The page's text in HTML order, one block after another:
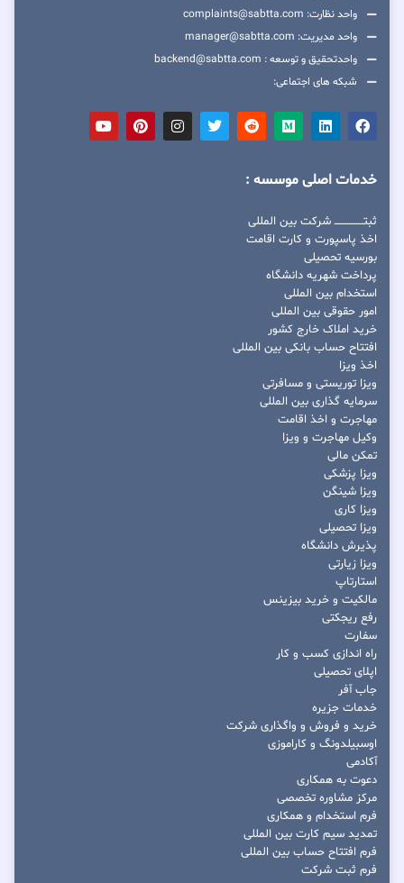
واحد نظارت: complaints@sabtta.com
واحد مدیریت: manager@sabtta.com
واحدتحقیق و توسعه : backend@sabtta.com
شبکه های اجتماعی:
خدمات اصلی موسسه :
ثبتــــــــــــــــ شرکت بین المللی
اخذ پاسپورت و کارت اقامت
بورسیه تحصیلی
پرداخت شهریه دانشگاه
استخدام بین المللی
امور حقوقی بین المللی
خرید املاک خارج کشور
افتتاح حساب بانکی بین المللی
اخذ ویزا
ویزا توریستی و مسافرتی
سرمایه گذاری بین المللی
مهاجرت و اخذ اقامت
وکیل مهاجرت و ویزا
تمکن مالی
ویزا پزشکی
ویزا شینگن
ویزا کاری
ویزا تحصیلی
پذیرش دانشگاه
ویزا زیارتی
استارتاپ
مالکیت و خرید بیزینس
رفع ریجکتی
سفارت
راه اندازی کسب و کار
اپلای تحصیلی
جاب آفر
خدمات جزیره
خرید و فروش و واگذاری شرکت
اوسبیلدونگ و کاراموزی
آکادمی
دعوت به همکاری
مرکز مشاوره تخصصی
فرم استخدام و همکاری
تمدید سیم کارت بین المللی
فرم افتتاح حساب بین المللی
فرم ثبت شرکت